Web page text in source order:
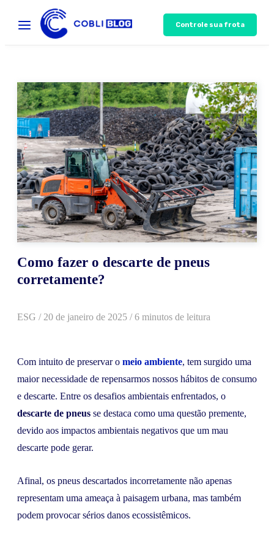
Controle sua frota
Como fazer o descarte de pneus
corretamente?
ESG / 20 de janeiro de 2025 / 6 minutos de leitura
Com intuito de preservar o meio ambiente, tem surgido uma
maior necessidade de repensarmos nossos hábitos de consumo
e descarte. Entre os desafios ambientais enfrentados, o
descarte de pneus se destaca como uma questão premente,
devido aos impactos ambientais negativos que um mau
descarte pode gerar.
Afinal, os pneus descartados incorretamente não apenas
representam uma ameaça à paisagem urbana, mas também
podem provocar sérios danos ecossistêmicos.